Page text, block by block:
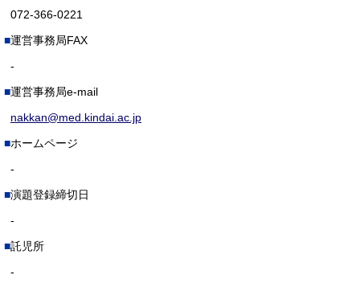
072-366-0221
運営事務局FAX
-
運営事務局e-mail
nakkan@med.kindai.ac.jp
ホームページ
-
演題登録締切日
-
託児所
-